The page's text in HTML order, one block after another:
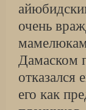
очень
Дамаском
отказался
его как